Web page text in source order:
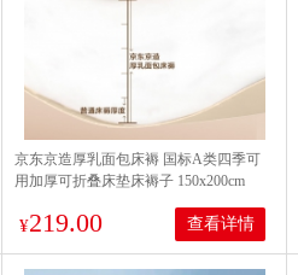
京东京造厚乳面包床褥 国标A类四季可
用加厚可折叠床垫床褥子 150x200cm
¥219.00 查看详情